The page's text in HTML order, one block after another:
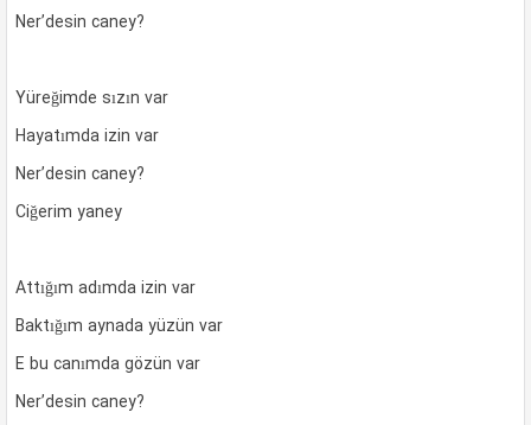
Ner’desin caney?
Yüreğimde sızın var
Hayatımda izin var
Ner’desin caney?
Ciğerim yaney
Attığım adımda izin var
Baktığım aynada yüzün var
E bu canımda gözün var
Ner’desin caney?